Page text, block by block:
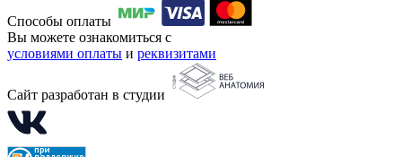
Способы оплаты
Вы можете ознакомиться с
условиями оплаты и реквизитами
Сайт разработан в студии